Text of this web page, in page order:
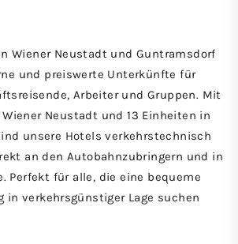
Wiener Neustadt und Guntramsdorf
und preiswerte Unterkünfte für
Arbeiter und Gruppen. Mit
Neustadt und 13 Einheiten in
unsere Hotels verkehrstechnisch
an den Autobahnzubringern und in
Perfekt für alle, die eine bequeme
in verkehrsgünstiger Lage suchen